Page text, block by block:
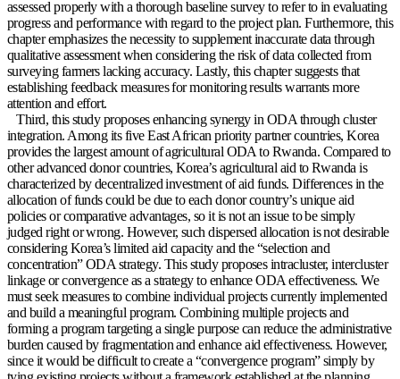
assessed properly with a thorough baseline survey to refer to in evaluating
progress and performance with regard to the project plan. Furthermore, this
chapter emphasizes the necessity to supplement inaccurate data through
qualitative assessment when considering the risk of data collected from
surveying farmers lacking accuracy. Lastly, this chapter suggests that
establishing feedback measures for monitoring results warrants more
attention and effort.
Third, this study proposes enhancing synergy in ODA through cluster
integration. Among its five East African priority partner countries, Korea
provides the largest amount of agricultural ODA to Rwanda. Compared to
other advanced donor countries, Korea’s agricultural aid to Rwanda is
characterized by decentralized investment of aid funds. Differences in the
allocation of funds could be due to each donor country’s unique aid
policies or comparative advantages, so it is not an issue to be simply
judged right or wrong. However, such dispersed allocation is not desirable
considering Korea’s limited aid capacity and the “selection and
concentration” ODA strategy. This study proposes intracluster, intercluster
linkage or convergence as a strategy to enhance ODA effectiveness. We
must seek measures to combine individual projects currently implemented
and build a meaningful program. Combining multiple projects and
forming a program targeting a single purpose can reduce the administrative
burden caused by fragmentation and enhance aid effectiveness. However,
since it would be difficult to create a “convergence program” simply by